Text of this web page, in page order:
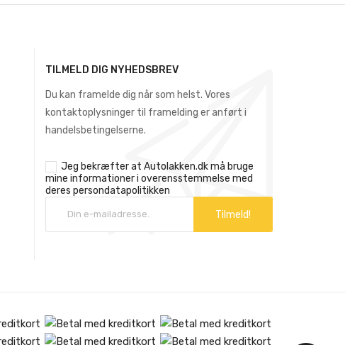
TILMELD DIG NYHEDSBREV
Du kan framelde dig når som helst. Vores
kontaktoplysninger til framelding er anført i
handelsbetingelserne.
Jeg bekræfter at Autolakken.dk må bruge
mine informationer i overensstemmelse med
deres persondatapolitikken